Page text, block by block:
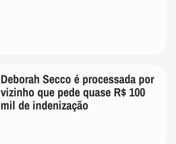
Deborah Secco é processada por
vizinho que pede quase R$ 100
mil de indenização